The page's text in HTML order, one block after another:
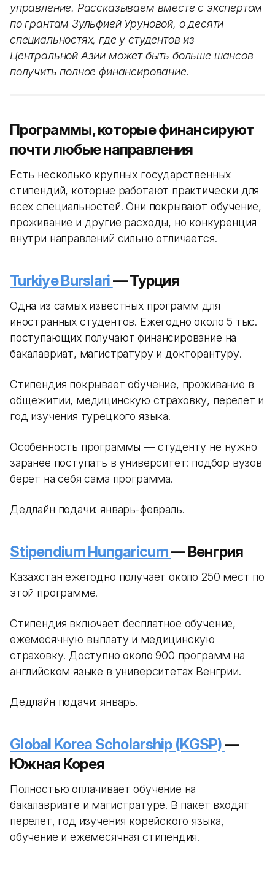
управление. Рассказываем вместе с экспертом
по грантам Зульфией Уруновой, о десяти
специальностях, где у студентов из
Центральной Азии может быть больше шансов
получить полное финансирование.
Программы, которые финансируют
почти любые направления
Есть несколько крупных государственных
стипендий, которые работают практически для
всех специальностей. Они покрывают обучение,
проживание и другие расходы, но конкуренция
внутри направлений сильно отличается.
Turkiye Burslari— Турция
Одна из самых известных программ для
иностранных студентов. Ежегодно около 5 тыс.
поступающих получают финансирование на
бакалавриат, магистратуру и докторантуру.
Стипендия покрывает обучение, проживание в
общежитии, медицинскую страховку, перелет и
год изучения турецкого языка.
Особенность программы — студенту не нужно
заранее поступать в университет: подбор вузов
берет на себя сама программа.
Дедлайн подачи: январь-февраль.
Stipendium Hungaricum— Венгрия
Казахстан ежегодно получает около 250 мест по
этой программе.
Стипендия включает бесплатное обучение,
ежемесячную выплату и медицинскую
страховку. Доступно около 900 программ на
английском языке в университетах Венгрии.
Дедлайн подачи: январь.
Global Korea Scholarship (KGSP)—
Южная Корея
Полностью оплачивает обучение на
бакалавриате и магистратуре. В пакет входят
перелет, год изучения корейского языка,
обучение и ежемесячная стипендия.